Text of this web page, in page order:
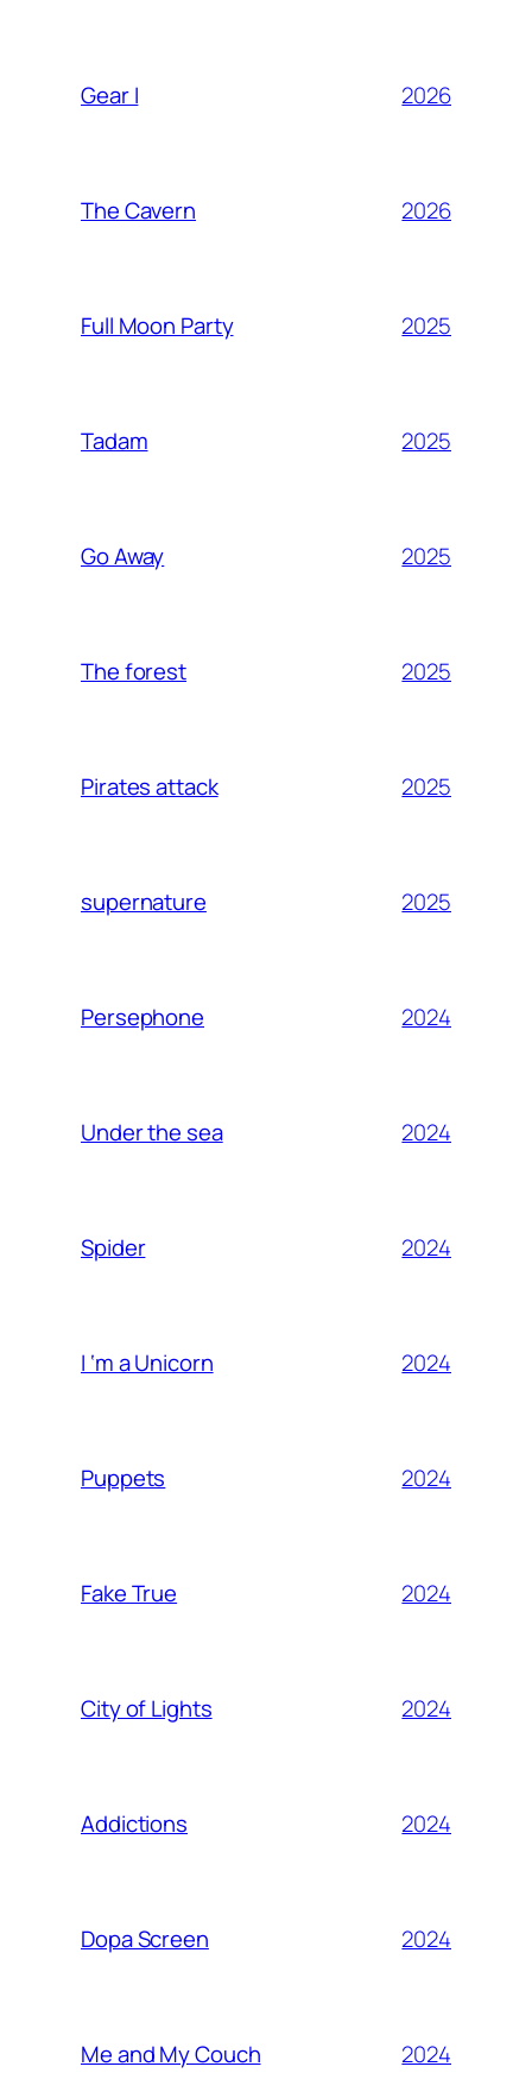
Gear I 2026
The Cavern 2026
Full Moon Party 2025
Tadam 2025
Go Away 2025
The forest 2025
Pirates attack 2025
supernature 2025
Persephone 2024
Under the sea 2024
Spider 2024
I ‘m a Unicorn 2024
Puppets 2024
Fake True 2024
City of Lights 2024
Addictions 2024
Dopa Screen 2024
Me and My Couch 2024